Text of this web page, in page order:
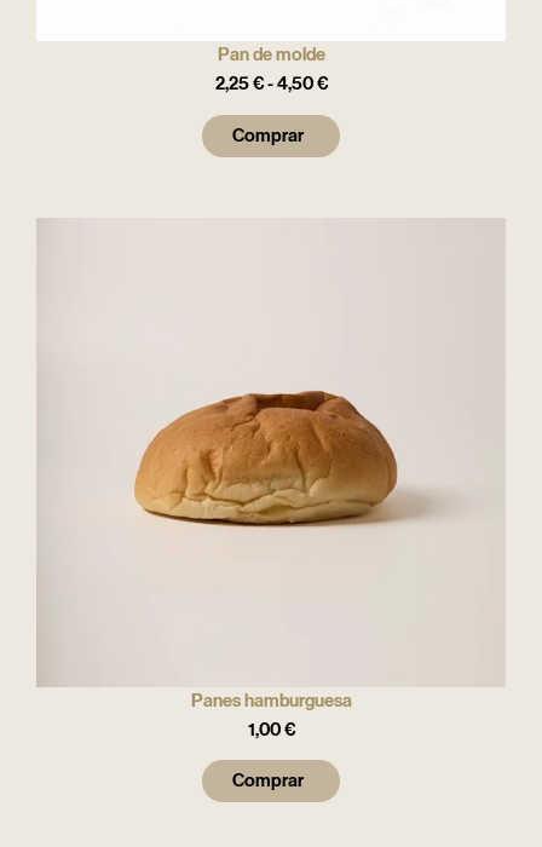
Pan de molde
2,25€-4,50€
Comprar
Panes hamburguesa
1,00€
Comprar